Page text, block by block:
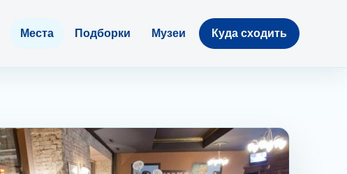
Места Подборки Музеи Куда сходить